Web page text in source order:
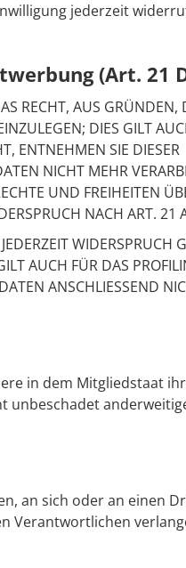
jederzeit
(Art. 21
RECHT, AUS GRÜNDEN,
DIES GILT
ENTNEHMEN SIE DIESER
NICHT MEHR
UND FREIHEITEN
NACH ART. 21
WIDERSPRUCH
AUCH FÜR DAS
ANSCHLIESSEND
in dem Mitgliedstaat
unbeschadet
an sich oder an einen
Verantwortlichen